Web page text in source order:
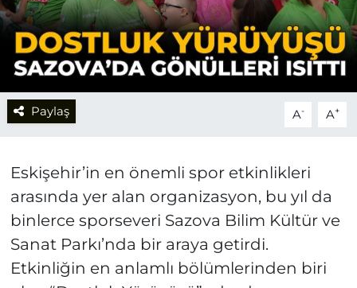
Paylaş A- A+
Eskişehir’in en önemli spor etkinlikleri
arasında yer alan organizasyon, bu yıl da
binlerce sporseveri Sazova Bilim Kültür ve
Sanat Parkı’nda bir araya getirdi.
Etkinliğin en anlamlı bölümlerinden biri